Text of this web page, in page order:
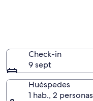
Check-in
9 sept
Huéspedes
1 hab., 2 personas